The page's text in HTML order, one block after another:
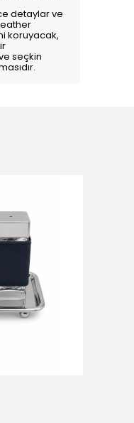
detaylar ve
koruyacak,
seçkin